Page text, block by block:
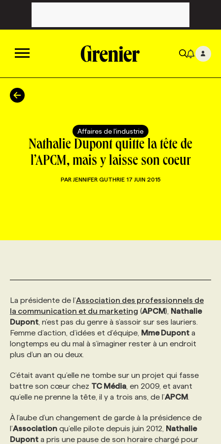
ACTUALITÉS
CATÉGORIES
TOUTES LES CATÉGORIES
AFFAIRES DE L'INDUSTRIE
INITIATIVES NUMÉRIQUES
PRIX ET DISTINCTIONS
TENDANCES
CHRONIQUES
WEB & MÉDIAS SOCIAUX
MARKETING DURABLE
GEO/SEO
ÉVÉNEMENTIEL
NOS AUTEUR‧RICES
FORFAITS ABONNEMENT
INFOLETTRES
INFOLETTRE PUBLICITÉ
ANNONCEZ AVEC NOUS
CONSULTER LA CVTHÈQUE
PROFIL ENTREPRISE
FAQ
ANNONCEZ AVEC NOUS
VOIR LES OFFRES
PROFIL CANDIDAT
FAQ
ANNONCEZ AVEC NOUS
NOS FORMATIONS EN LIGNE
NOS PARCOURS DE FORMATIONS
FORMATIONS PERSONNALISÉES
NOS FORMATEUR‧RICES
POURQUOI CHOISIR NOS FORMATIONS
NOS TARIFS
CHASSE DE TÊTE
SERVICE DE CHASSE DE TÊTE
NOS TARIFS
NOS EXPERTISES
FAQ
ANNONCEZ AVEC NOUS
Affaires de l'industrie
Nathalie Dupont quitte la tête de
l’APCM, mais y laisse son coeur
PAR JENNIFER GUTHRIE 17 JUIN 2015
La présidente de l’Association des professionnels de
la communication et du marketing (APCM), Nathalie
Dupont , n’est pas du genre à s’assoir sur ses lauriers.
Femme d’action, d’idées et d’équipe, Mme Dupont a
longtemps eu du mal à s’imaginer rester à un endroit
plus d’un an ou deux.
C’était avant qu’elle ne tombe sur un projet qui fasse
battre son cœur chez TC Média , en 2009, et avant
qu’elle ne prenne la tête, il y a trois ans, de l’APCM
À l’aube d’un changement de garde à la présidence de
l’Association qu’elle pilote depuis juin 2012, Nathalie
Dupont a pris une pause de son horaire chargé pour